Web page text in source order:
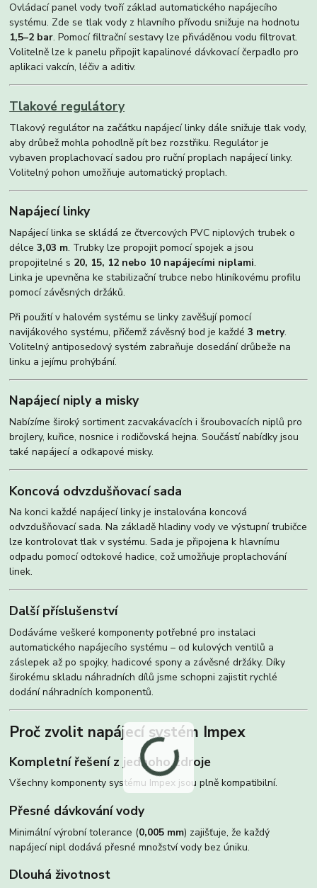
Ovládací panel vody tvoří základ automatického napájecího
systému. Zde se tlak vody z hlavního přívodu snižuje na hodnotu
1,5–2 bar. Pomocí filtrační sestavy lze přiváděnou vodu filtrovat.
Volitelně lze k panelu připojit kapalinové dávkovací čerpadlo pro
aplikaci vakcín, léčiv a aditiv.
Tlakové regulátory
Tlakový regulátor na začátku napájecí linky dále snižuje tlak vody,
aby drůbež mohla pohodlně pít bez rozstřiku. Regulátor je
vybaven proplachovací sadou pro ruční proplach napájecí linky.
Volitelný pohon umožňuje automatický proplach.
Napájecí linky
Napájecí linka se skládá ze čtvercových PVC niplových trubek o
délce3,03 m. Trubky lze propojit pomocí spojek a jsou
propojitelné s 20, 15, 12 nebo 10 napájecími niplami.
Linka je upevněna ke stabilizační trubce nebo hliníkovému profilu
pomocí závěsných držáků.
Při použití v halovém systému se linky zavěšují pomocí
navijákového systému, přičemž závěsný bod je každé3 metry.
Volitelný antiposedový systém zabraňuje dosedání drůbeže na
linku a jejímu prohýbání.
Napájecí niply a misky
Nabízíme široký sortiment zacvakávacích i šroubovacích niplů pro
brojlery, kuřice, nosnice i rodičovská hejna. Součástí nabídky jsou
také napájecí a odkapové misky.
Koncová odvzdušňovací sada
Na konci každé napájecí linky je instalována koncová
odvzdušňovací sada. Na základě hladiny vody ve výstupní trubičce
lze kontrolovat tlak v systému. Sada je připojena k hlavnímu
odpadu pomocí odtokové hadice, což umožňuje proplachování
linek.
Další příslušenství
Dodáváme veškeré komponenty potřebné pro instalaci
automatického napájecího systému – od kulových ventilů a
záslepek až po spojky, hadicové spony a závěsné držáky. Díky
širokému skladu náhradních dílů jsme schopni zajistit rychlé
dodání náhradních komponentů.
Proč zvolit napájecí systém Impex
Kompletní řešení z jednoho zdroje
Všechny komponenty systému Impex jsou plně kompatibilní.
Přesné dávkování vody
Minimální výrobní tolerance (0,005 mm) zajišťuje, že každý
napájecí nipl dodává přesné množství vody bez úniku.
Dlouhá životnost